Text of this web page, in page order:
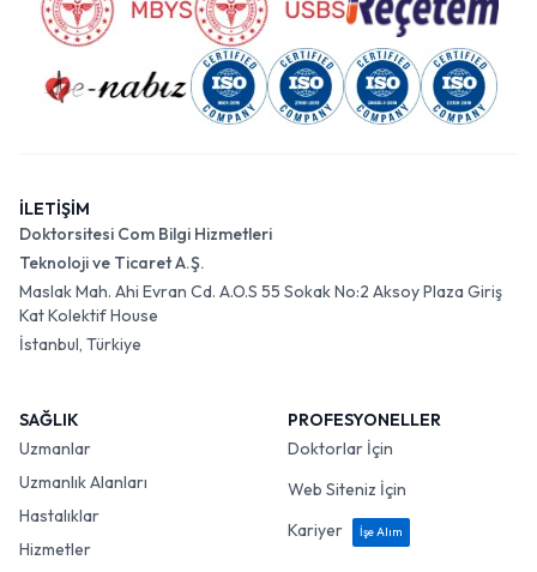
İLETİŞİM
Doktorsitesi Com Bilgi Hizmetleri
Teknoloji ve Ticaret A.Ş.
Maslak Mah. Ahi Evran Cd. A.O.S 55 Sokak No:2 Aksoy Plaza Giriş
Kat Kolektif House
İstanbul, Türkiye
SAĞLIK
Uzmanlar
Uzmanlık Alanları
Hastalıklar
Hizmetler
PROFESYONELLER
Doktorlar İçin
Web Siteniz İçin
Kariyer
İşe Alım